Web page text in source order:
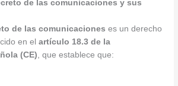
de las comunicaciones y sus
de las comunicaciones es un derecho
en elartículo 18.3 de la
(CE) , que establece que: